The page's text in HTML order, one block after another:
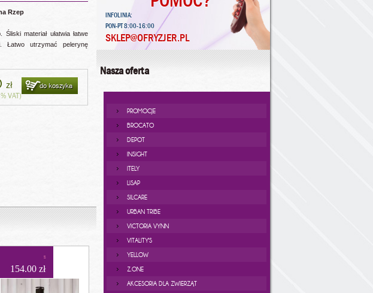
Rzep
materiał ułatwia łatwe
Łatwo utrzymać pelerynę
zł
VAT)
do koszyka
154.00 zł
INFOLINIA:
PON-PT 8:00-16:00
SKLEP@OFRYZJER.PL
Nasza oferta
PROMOCJE
BROCATO
DEPOT
INSIGHT
ITELY
LISAP
SILCARE
URBAN TRIBE
VICTORIA VYNN
VITALITY'S
YELLOW
Z.ONE
AKCESORIA DLA ZWIERZĄT